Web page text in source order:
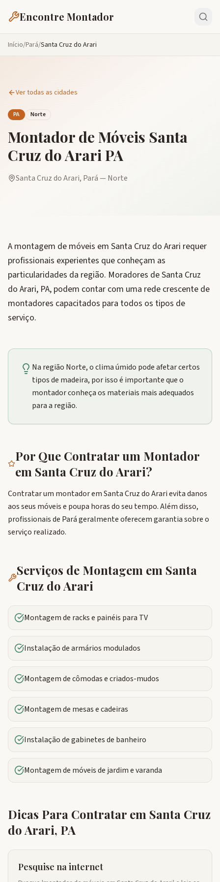
Encontre Montador
Início/Pará/Santa Cruz do Arari
Ver todas as cidades
PA Norte
Montador de Móveis Santa
Cruz do ArariPA
Santa Cruz do Arari, Pará— Norte
A montagem de móveis em Santa Cruz do Arari requer
profissionais experientes que conheçam as
particularidades da região. Moradores de Santa Cruz
do Arari, PA, podem contar com uma rede crescente de
montadores capacitados para todos os tipos de
serviço.
Na região Norte, o clima úmido pode afetar certos
tipos de madeira, por isso é importante que o
montador conheça os materiais mais adequados
para a região.
Por Que Contratar um Montador
em Santa Cruz do Arari?
Contratar um montador em Santa Cruz do Arari evita danos
aos seus móveis e poupa horas do seu tempo. Além disso,
profissionais de Pará geralmente oferecem garantia sobre o
serviço realizado.
Serviços de Montagem em Santa
Cruz do Arari
Montagem de racks e painéis para TV
Instalação de armários modulados
Montagem de cômodas e criados-mudos
Montagem de mesas e cadeiras
Instalação de gabinetes de banheiro
Montagem de móveis de jardim e varanda
Dicas Para Contratar em Santa Cruz
do Arari, PA
Pesquise na internet